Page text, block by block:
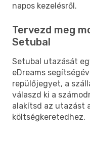
napos kezelésről.
Tervezd meg
Setubal
Setubal utazását
eDreams
repülőjegyet, a
válaszd ki a
alakítsd az utazást
költségkeretedhez.